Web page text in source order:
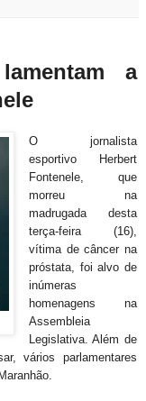
a
O jornalista
esportivo Herbert
Fontenele, que
morreu na
madrugada desta
terça-feira (16),
vítima de câncer na
próstata, foi alvo de
inúmeras
homenagens na
Assembleia
Legislativa. Além de
vários parlamentares